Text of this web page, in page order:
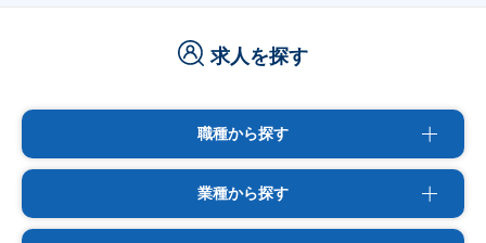
求人を探す
職種から探す
業種から探す